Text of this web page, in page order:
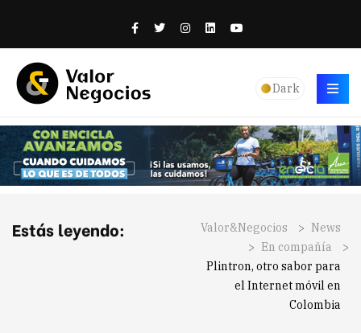
Dark
Estás leyendo: Valor&Negocios > News
> En compañía
>
Plintron, otro sabor para
el Internet móvil en
Colombia